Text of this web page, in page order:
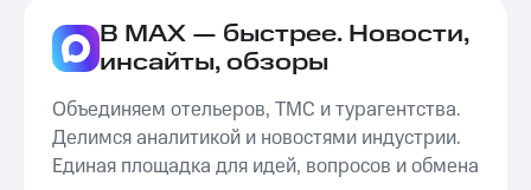
В MAX — быстрее. Новости,
инсайты, обзоры
Объединяем отельеров, ТМС и турагентства.
Делимся аналитикой и новостями индустрии.
Единая площадка для идей, вопросов и обмена